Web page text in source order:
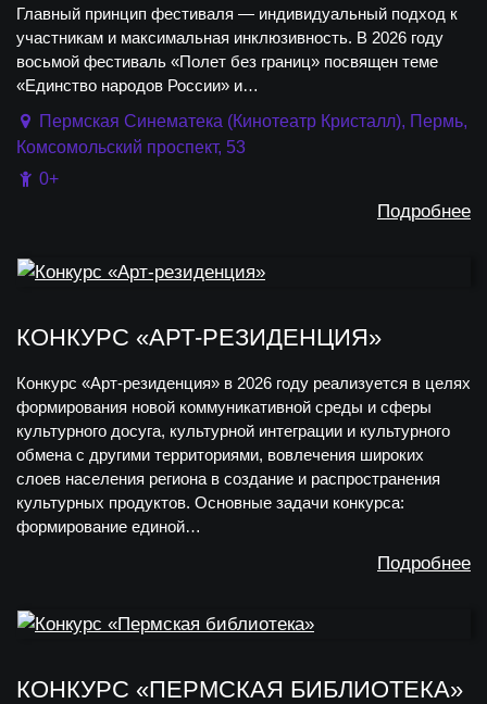
Главный принцип фестиваля — индивидуальный подход к
участникам и максимальная инклюзивность. В 2026 году
восьмой фестиваль «Полет без границ» посвящен теме
«Единство народов России» и…
Пермская Синематека (Кинотеатр Кристалл), Пермь,
Комсомольский проспект, 53
0+
Подробнее
КОНКУРС «АРТ-РЕЗИДЕНЦИЯ»
Конкурс «Арт-резиденция» в 2026 году реализуется в целях
формирования новой коммуникативной среды и сферы
культурного досуга, культурной интеграции и культурного
обмена с другими территориями, вовлечения широких
слоев населения региона в создание и распространения
культурных продуктов. Основные задачи конкурса:
формирование единой…
Подробнее
КОНКУРС «ПЕРМСКАЯ БИБЛИОТЕКА»